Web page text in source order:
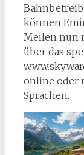
können
Meilen nun
über das
online oder
Sprachen.